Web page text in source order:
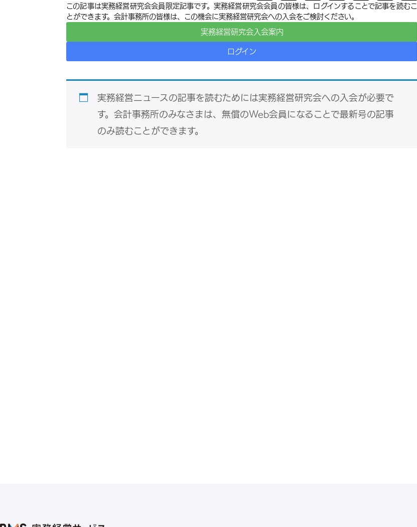
この記事は実務経営研究会会員限定記事です。実務経営研究会会員の皆様は、ログインすることで記事を読むこ
とができます。会計事務所の皆様は、この機会に実務経営研究会への入会をご検討ください。
実務経営研究会入会案内
ログイン
実務経営ニュースの記事を読むためには実務経営研究会への入会が必要で
す。会計事務所のみなさまは、無償のWeb会員になることで最新号の記事
のみ読むことができます。